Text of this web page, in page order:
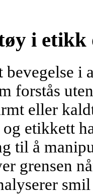
i
i
forstås
eller
etikkett
til å
grensen